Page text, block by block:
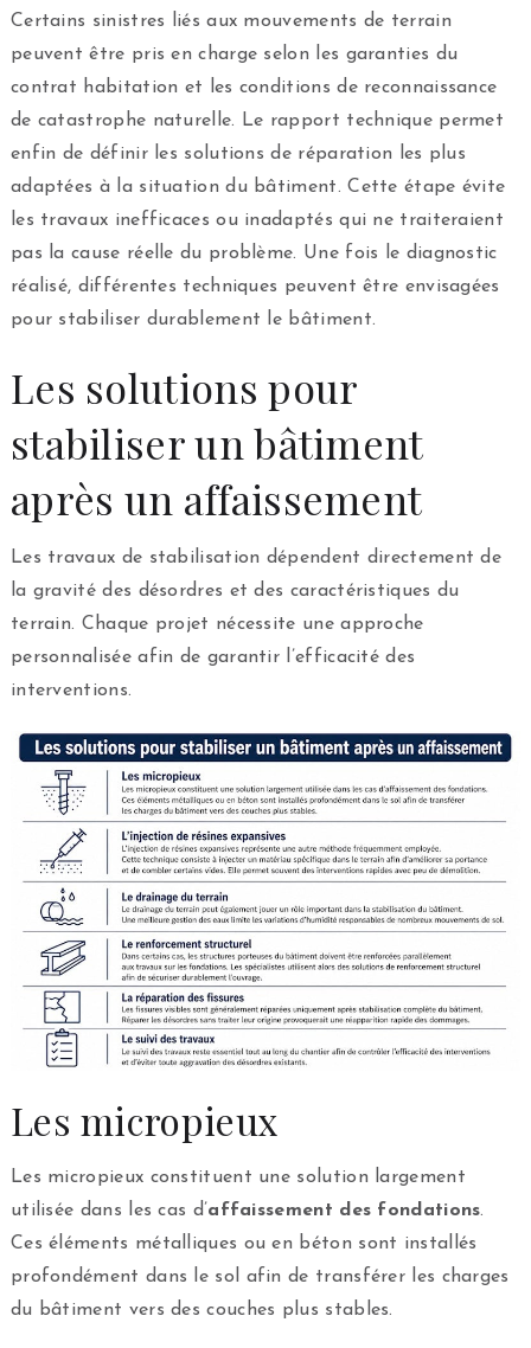
Certains sinistres liés aux mouvements de terrain
peuvent être pris en charge selon les garanties du
contrat habitation et les conditions de reconnaissance
de catastrophe naturelle. Le rapport technique permet
enfin de définir les solutions de réparation les plus
adaptées à la situation du bâtiment. Cette étape évite
les travaux inefficaces ou inadaptés qui ne traiteraient
pas la cause réelle du problème. Une fois le diagnostic
réalisé, différentes techniques peuvent être envisagées
pour stabiliser durablement le bâtiment.
Les solutions pour
stabiliser un bâtiment
après un affaissement
Les travaux de stabilisation dépendent directement de
la gravité des désordres et des caractéristiques du
terrain. Chaque projet nécessite une approche
personnalisée afin de garantir l’efficacité des
interventions.
Les micropieux
Les micropieux constituent une solution largement
utilisée dans les cas d’affaissement des fondations.
Ces éléments métalliques ou en béton sont installés
profondément dans le sol afin de transférer les charges
du bâtiment vers des couches plus stables.